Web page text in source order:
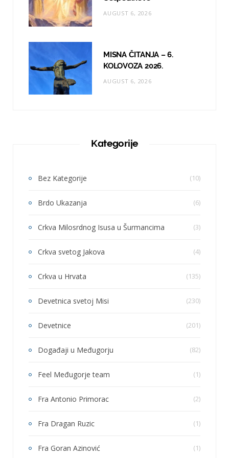
AUGUST 6, 2026
MISNA ČITANJA – 6.
KOLOVOZA 2026.
AUGUST 6, 2026
Kategorije
Bez Kategorije (10)
Brdo Ukazanja (6)
Crkva Milosrdnog Isusa u Šurmancima (3)
Crkva svetog Jakova (4)
Crkva u Hrvata (135)
Devetnica svetoj Misi (230)
Devetnice (201)
Događaji u Međugorju (82)
Feel Međugorje team (1)
Fra Antonio Primorac (2)
Fra Dragan Ruzic (1)
Fra Goran Azinović (1)